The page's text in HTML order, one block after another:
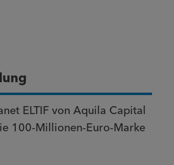
ELTIF von Aquila Capital
100-Millionen-Euro-Marke